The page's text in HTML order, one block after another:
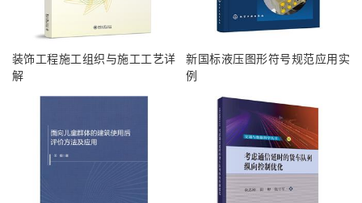
装饰工程施工组织与施工工艺详
解
新国标液压图形符号规范应用实
例